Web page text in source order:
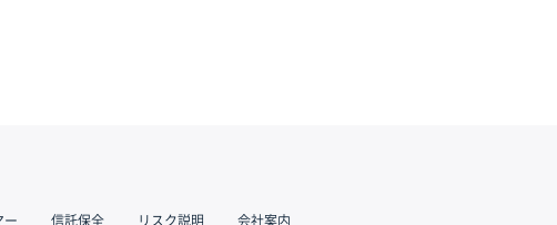
ー 信託保全 リスク説明 会社案内